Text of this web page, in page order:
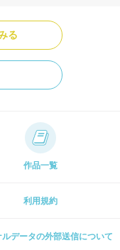
る
作品一覧
利用規約
データの外部送信について